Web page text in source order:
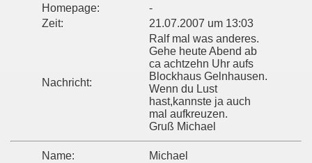
Homepage:
-
Zeit:
21.07.2007 um 13:03
Nachricht:
Ralf mal was anderes.
Gehe heute Abend ab
ca achtzehn Uhr aufs
Blockhaus Gelnhausen.
Wenn du Lust
hast,kannste ja auch
mal aufkreuzen.
Gruß Michael
Name:
Michael